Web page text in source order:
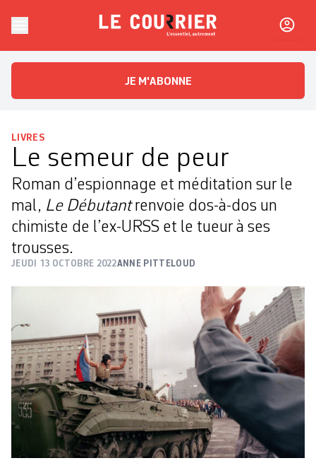
Le CourrierL'essentiel, autrement
JE M'ABONNE
LIVRES
Le semeur de peur
Roman d’espionnage et méditation sur le
mal, Le Débutantrenvoie dos-à-dos un
chimiste de l’ex-URSS et le tueur à ses
trousses.
JEUDI 13 OCTOBRE 2022ANNE PITTELOUD